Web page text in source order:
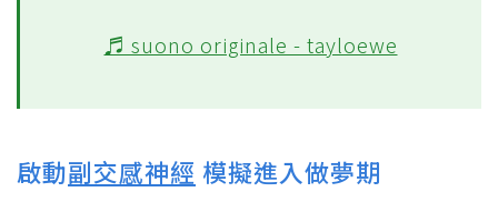
♬ suono originale - tayloewe
啟動副交感神經 模擬進入做夢期